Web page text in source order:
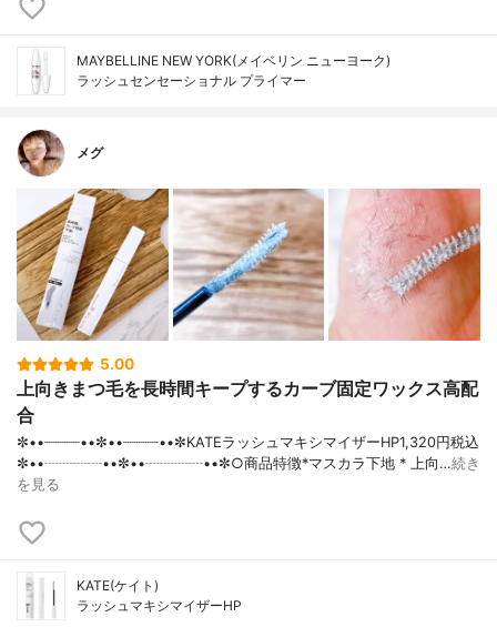
MAYBELLINE NEW YORK(メイベリン ニューヨーク)
ラッシュセンセーショナル プライマー
メグ
5.00
上向きまつ毛を長時間キープするカーブ固定ワックス高配
合
✼••┈┈┈┈••✼••┈┈┈┈••✼KATEラッシュマキシマイザーHP1,320円税込
✼••┈┈┈┈••✼••┈┈┈┈••✼○商品特徴*マスカラ下地 * 上向…続き
を見る
KATE(ケイト)
ラッシュマキシマイザーHP